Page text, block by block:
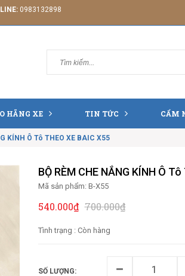
0983132898
HÃNG XE TIN TỨC CẨM
KÍNH Ô Tô THEO XE BAIC X55
BỘ RÈM CHE NẮNG KÍNH Ô
Mã sản phẩm: B-X55
540.000₫ 700.000₫
Tình trạng : Còn hàng
SỐ LƯỢNG: